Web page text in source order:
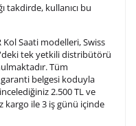
ve değişim
takdirde, kullanıcı bu
Kol Saati modelleri, Swiss
tek yetkili distribütörü
Tüm
belgesi koduyla
2.500 TL ve
kargo ile 3 iş günü içinde